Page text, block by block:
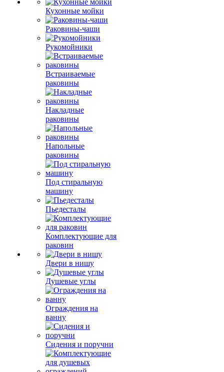
Кухонные мойки
Раковины-чаши
Рукомойники
Встраиваемые
раковины
Накладные
раковины
Напольные
раковины
Под стиральную
машину
Пьедесталы
Комплектующие для
раковин
Двери в нишу
Душевые углы
Ограждения на
ванну
Сидения и поручни